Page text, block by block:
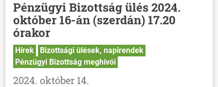
HÍREK
VÁLASZTÁSOK
Pénzügyi Bizottság ülés 2024.
október 16-án (szerdán) 17.20
órakor
Hírek
Bizottsági ülések, napirendek
Pénzügyi Bizottság meghívói
2024. október 14.